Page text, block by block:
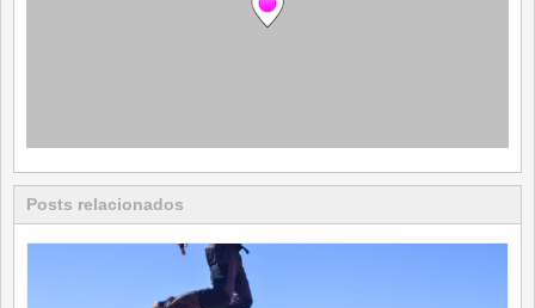
Posts relacionados